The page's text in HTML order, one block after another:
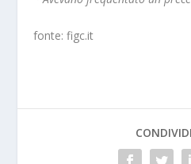
fonte: figc.it